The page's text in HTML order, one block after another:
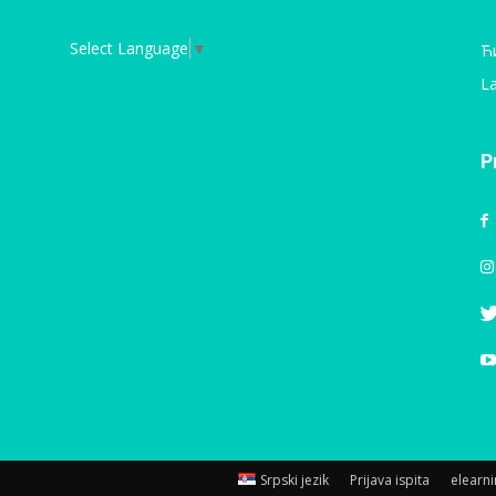
Select Language ▼
Srpski jezik Prijava ispita